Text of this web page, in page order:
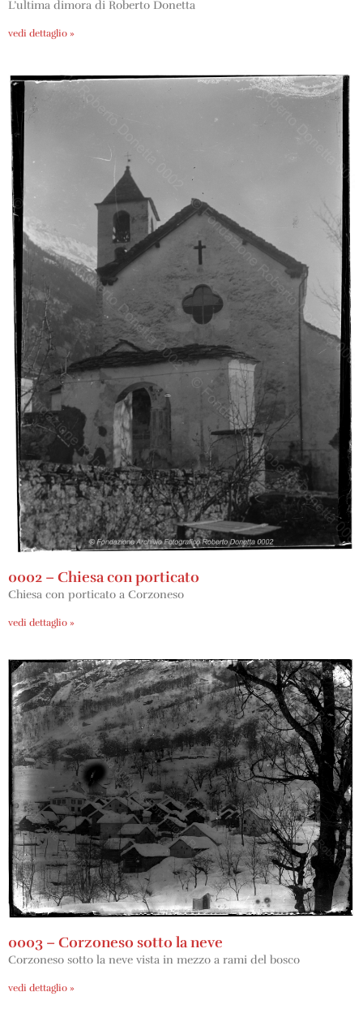
L’ultima dimora di Roberto Donetta
vedi dettaglio »
0002 – Chiesa con porticato
Chiesa con porticato a Corzoneso
vedi dettaglio »
0003 – Corzoneso sotto la neve
Corzoneso sotto la neve vista in mezzo a rami del bosco
vedi dettaglio »